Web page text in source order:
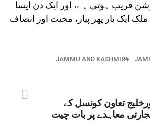
قریب ہوتی ہے، اور ایک دن ایسا
ایک بار پھر پیار، محبت اور انصاف
JAMMU AND KASHMIR
تعاون کونسل کے
معاہدے پر بات چیت